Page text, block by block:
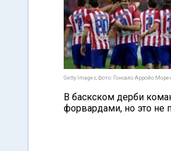
Getty Images, Фото: Гонсало Арройо
В баскском дерби
форвардами, но это не